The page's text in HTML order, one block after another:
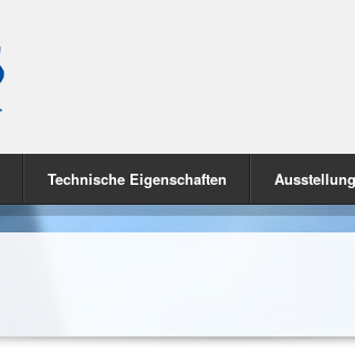
Technische Eigenschaften Ausstellung